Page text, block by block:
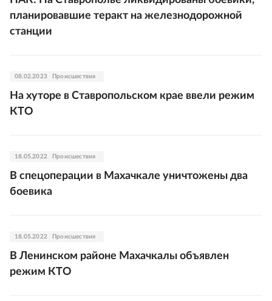
планировавшие теракт на железнодорожной
станции
08.02.2023 Происшествия
На хуторе в Ставропольском крае ввели режим
КТО
18.05.2022 Происшествия
В спецоперации в Махачкале уничтожены два
боевика
18.05.2022 Происшествия
В Ленинском районе Махачкалы объявлен
режим КТО